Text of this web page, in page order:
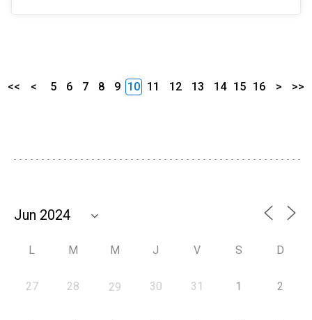
<< < 5 6 7 8 9 10 11 12 13 14 15 16 > >>
L M M J V S D
27 28 29 30 31 1 2